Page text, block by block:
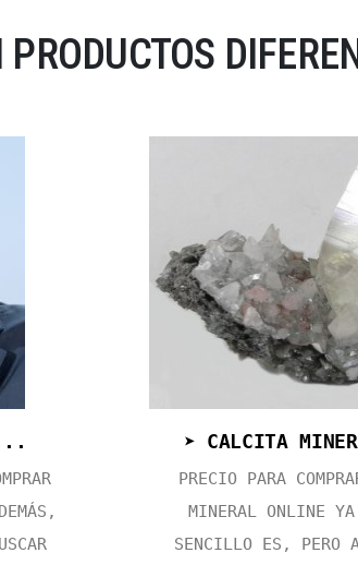
➤ CALCITA
PRECIO PARA
MINERAL ONLINE
SENCILLO ES, PERO